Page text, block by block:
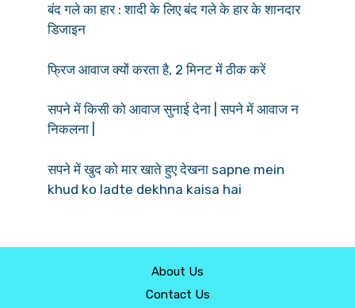
बंद गले का हार : शादी के लिए बंद गले के हार के शानदार
डिजाइन
फ्रिज आवाज क्यों करता है, 2 मिनट में ठीक करें
सपने में किसी को आवाज सुनाई देना | सपने में आवाज न
निकलना |
सपने में खुद को मार खाते हुए देखना sapne mein
khud ko ladte dekhna kaisa hai
About Us
Contact Us